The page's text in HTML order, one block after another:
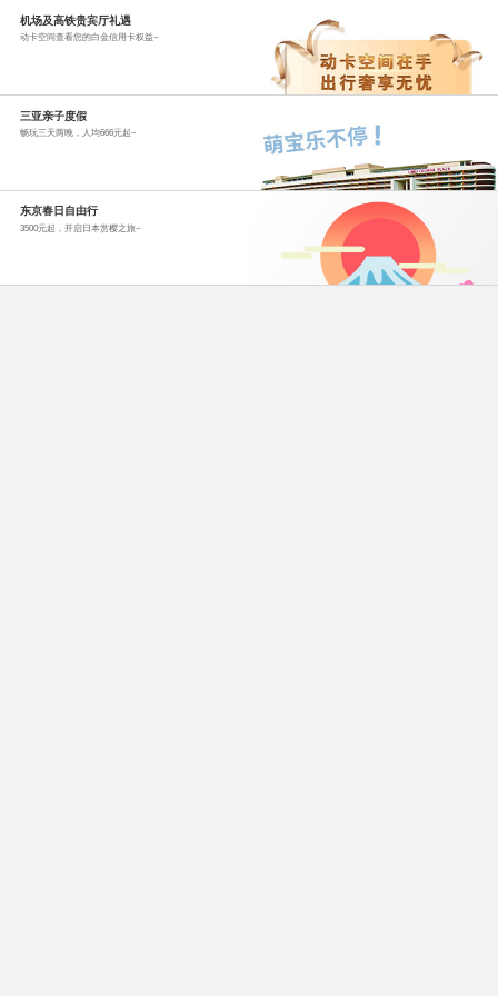
机场及高铁贵宾厅礼遇
动卡空间查看您的白金信用卡权益~
三亚亲子度假
畅玩三天两晚，人均666元起~
东京春日自由行
3500元起，开启日本赏樱之旅~